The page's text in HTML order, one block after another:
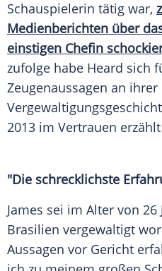
Schauspielerin tätig war,
Medienberichten über
einstigen Chefin
zufolge habe Heard sich
Zeugenaussagen an ihrer
2013 im Vertrauen
"Die schrecklichste
James sei im Alter von 26
Brasilien vergewaltigt
Aussagen vor Gericht